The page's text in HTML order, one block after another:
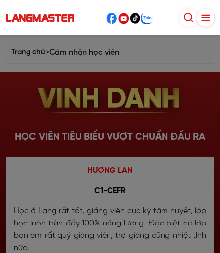
Trang chủ>Cảm nhận học viên
HỌC VIÊN TIÊU BIỂU VƯỢT CHUẨN ĐẦU RA
HƯƠNG LAN
C1-CEFR
Học ở Lang rất tốt, giảng viên cực kỳ tâm huyết, lớp
học luôn tràn đầy 100% năng lượng. Đặc biệt cả lớp
bọn em rất quý giảng viên, trợ giảng cũng nhiệt tình
nữa.